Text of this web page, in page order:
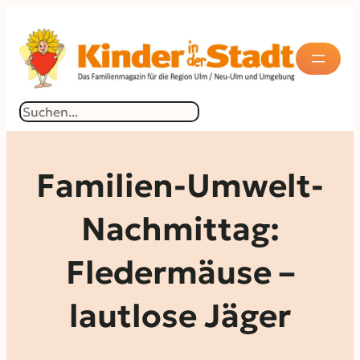
Inhalt
springen
Suchen
Familien-Umwelt-
Nachmittag:
Fledermäuse –
lautlose Jäger